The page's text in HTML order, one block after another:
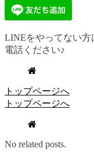
LINEをやってない方
電話ください♪
トップページへ
トップページへ
No related posts.